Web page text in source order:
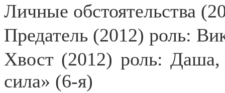
Личные обстоятельства
Предатель (2012) роль:
Хвост (2012) роль: Даша,
сила» (6-я)